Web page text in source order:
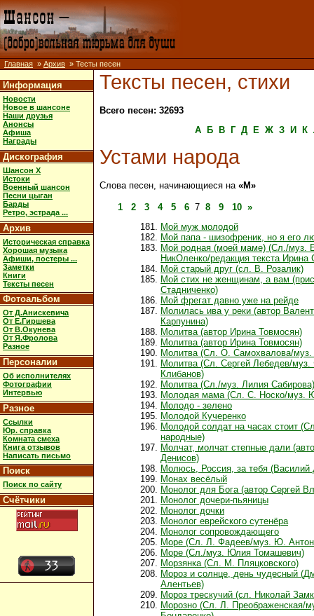
Главная » Архив » Тесты песен
Информация
Новости
Новое в шансоне
Наши друзья
Анонсы
Афиша
Награды
Дискография
Шансон X
Истоки
Военный шансон
Песни цыган
Барды
Ретро, эстрада ...
Архив
Историческая справка
Хорошая музыка
Афиши, постеры ...
Заметки
Книги
Тексты песен
Фотоальбом
От Д.Анискевича
От Е.Гиршева
От В.Окунева
От Я.Фролова
Разное
Персоналии
Об исполнителях
Фотографии
Интервью
Разное
Ссылки
Юр. справка
Комната смеха
Книга отзывов
Написать письмо
Поиск
Поиск по сайту
Счётчики
Тексты песен, стихи
Всего песен: 32693
А
Б В Г Д Е Ж З И К
Устами народа
Слова песен, начинающиеся на «М»
1 2 3 4 5 6 7 8 9 10 »
Мой муж молодой
Мой папа - шизофреник, но я его
Мой родная (моей маме) (Сл./муз.
НикОленко/редакция текста Ирина
Мой старый друг (сл. В. Розалик)
Мой стих не женщинам, а вам
Стадниченко)
Мой фрегат давно уже на рейде
Молилась ива у реки (автор
Карпунина)
Молитва (автор Ирина Товмосян)
Молитва (автор Ирина Товмосян)
Молитва (Сл. О. Самохвалова/муз.
Молитва (Сл. Сергей Лебедев/муз.
Клибанов)
Молитва (Сл./муз. Лилия Сабирова)
Молодая мама (Сл. С. Носко/муз.
Молодо - зелено
Молодой Кучеренко
Молодой солдат на часах стоит
народные)
Молчат, молчат степные дали
Денисов)
Молюсь, Россия, за тебя (Василий
Монах весёлый
Монолог для Бога (автор Сергей
Монолог дочери-пьяницы
Монолог дочки
Монолог еврейского сутенёра
Монолог сопровождающего
Море (Сл. Л. Фадеев/муз. Ю.
Море (Сл./муз. Юлия Томашевич)
Морзянка (Сл. М. Пляцковского)
Мороз и солнце, день чудесный
Алентьев)
Мороз трескучий (сл. Николай
Морозно (Сл. Л. Преображенская/